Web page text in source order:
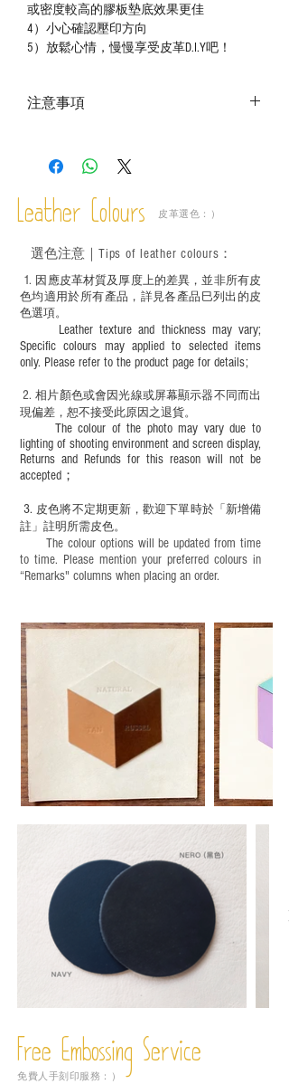
或密度較高的膠板墊底效果更佳
4）小心確認壓印方向
5）放鬆心情，慢慢享受皮革D.I.Y吧！
注意事項
－ 此產品含有細小配件、尖銳物件，恕不
必須由成年人陪同下使用並應小心處理。
Leather Colours 皮革選色：）
1. ​ 因應皮革材質及厚度上的差異，並非所有皮
色均適用於所有產品，詳見各產品巳列出的皮
色選項。
Leather texture and thickness may vary;
Specific colours may applied to selected items
only. Please refer to the product page for details;
​2.相片顏色或會因光線或屏幕顯示器不同而出
現偏差，恕不接受此原因之退貨。
The colour of the photo may vary due to
lighting of shooting environment and screen display,
Returns and Refunds for this reason will not be
accepted；
3. 皮色將不定期更新，歡迎下單時於「新增備
註」註明 所需皮色。
The colour options will be updated from time
to time. Please mention your preferred colours in
“Remarks" columns when placing an order.
選色注意｜ Tips of leather colours ：
Free Embossing Service
免費人手刻印服務：）